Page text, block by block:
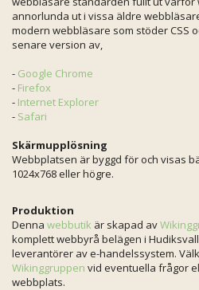
annorlunda ut i vissa äldre
modern webbläsare som stöder CSS
senare version av,
- Google Chrome
- Firefox
- Internet Explorer
- Safari
Skärmupplösning
Webbplatsen är byggd för och visas
1024x768 eller högre.
Produktion
Denna webbutik är skapad av
komplett webbyrå belägen i
leverantörer av e-handelssystem.
Wikinggruppen vid eventuella frågor
webbplats.